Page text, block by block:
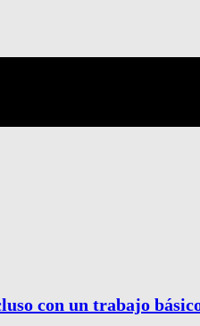
con un trabajo